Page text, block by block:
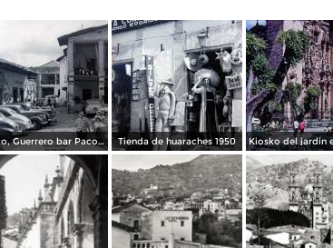
Taxco, Guerrero bar Paco 1950 Tienda de huaraches 1950